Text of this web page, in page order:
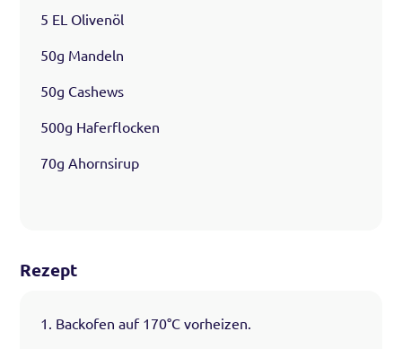
5 EL Olivenöl
50g Mandeln
50g Cashews
500g Haferflocken
70g Ahornsirup
Rezept
1. Backofen auf 170°C vorheizen.